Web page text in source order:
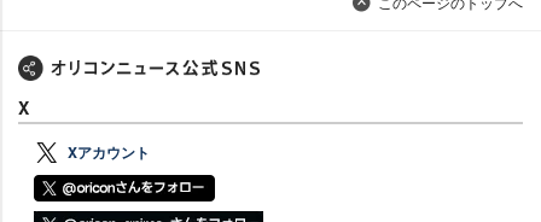
X
Xアカウント